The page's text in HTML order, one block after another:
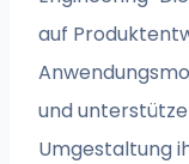
auf
und
Umgestaltung